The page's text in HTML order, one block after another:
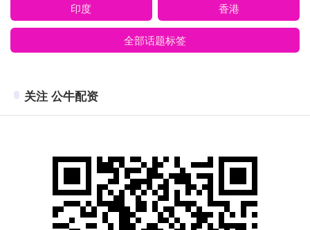
印度 香港
全部话题标签
关注 公牛配资